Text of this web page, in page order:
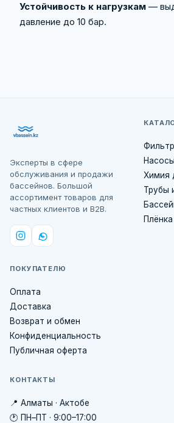
Устойчивость к нагрузкам —
давление до 10 бар.
Эксперты в сфере
обслуживания и продажи
бассейнов. Большой
ассортимент товаров для
частных клиентов и B2B.
Насосы
Химия
Трубы
ПОКУПАТЕЛЮ
Оплата
Доставка
Возврат и обмен
Конфиденциальность
Публичная оферта
КОНТАКТЫ
📍 Алматы · Актобе
🕐 ПН–ПТ · 9:00–17:00